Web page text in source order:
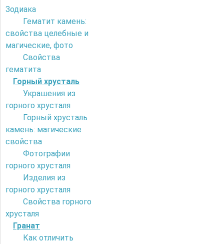
Зодиака
Гематит камень:
свойства целебные и
магические, фото
Свойства
гематита
Горный хрусталь
Украшения из
горного хрусталя
Горный хрусталь
камень: магические
свойства
Фотографии
горного хрусталя
Изделия из
горного хрусталя
Свойства горного
хрусталя
Гранат
Как отличить